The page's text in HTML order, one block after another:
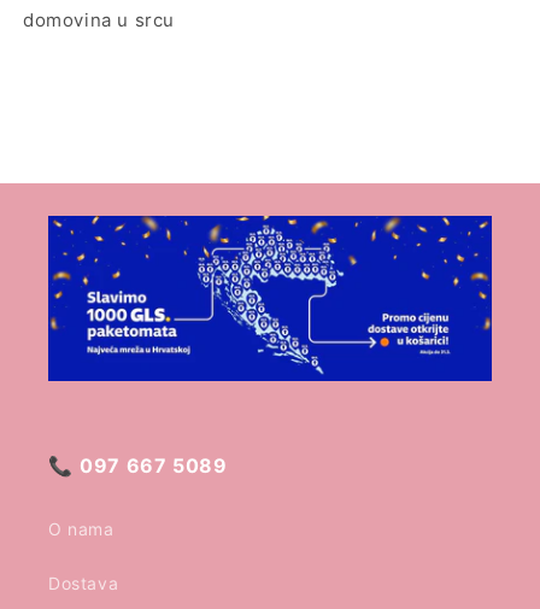
domovina u srcu
📞 097 667 5089
O nama
Dostava